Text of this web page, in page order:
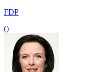
FDP
()